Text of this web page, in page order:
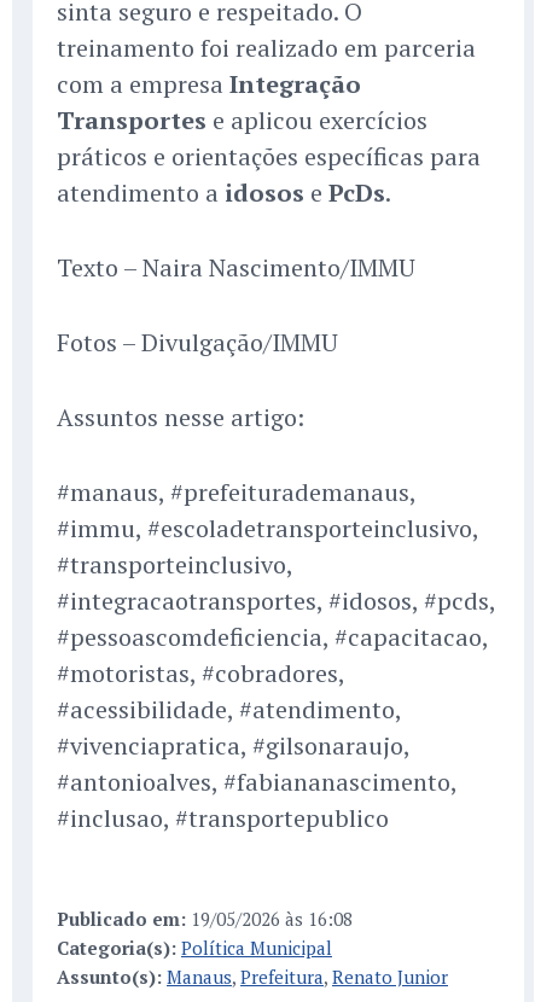
sinta seguro e respeitado. O
treinamento foi realizado em parceria
com a empresa Integração
Transportes e aplicou exercícios
práticos e orientações específicas para
atendimento a idosos e PcDs.
Texto – Naira Nascimento/IMMU
Fotos – Divulgação/IMMU
Assuntos nesse artigo:
#manaus, #prefeiturademanaus,
#immu, #escoladetransporteinclusivo,
#transporteinclusivo,
#integracaotransportes, #idosos, #pcds,
#pessoascomdeficiencia, #capacitacao,
#motoristas, #cobradores,
#acessibilidade, #atendimento,
#vivenciapratica, #gilsonaraujo,
#antonioalves, #fabiananascimento,
#inclusao, #transportepublico
Publicado em: 19/05/2026 às 16:08
Categoria(s): Política Municipal
Assunto(s): Manaus, Prefeitura, Renato Junior